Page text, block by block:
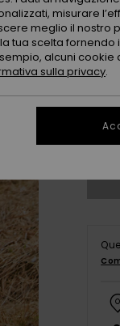
misurare
meglio il nostro
tua scelta fornendo
alcuni cookie
sulla privacy.